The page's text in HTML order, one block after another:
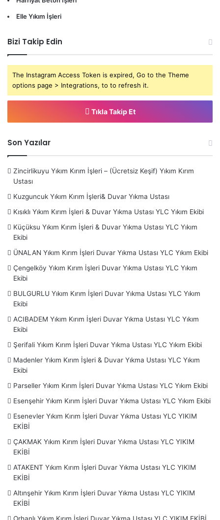
Elle Yıkım İşleri
Bizi Takip Edin
The Instagram Access Token is expired, Go to the Theme
options page > Integrations, to to refresh it.
Tıkla Takip Et
Son Yazılar
Zincirlikuyu Yıkım Kırım İşleri – (Ücretsiz Keşif) Yıkım Kırım
Ustası
Kuzguncuk Yıkım Kırım İşleri& Duvar Yıkma Ustası
Kısıklı Yıkım Kırım İşleri & Duvar Yıkma Ustası YLC Yıkım Ekibi
Küçüksu Yıkım Kırım İşleri & Duvar Yıkma Ustası YLC Yıkım
Ekibi
ÜNALAN Yıkım Kırım İşleri Duvar Yıkma Ustası YLC Yıkım Ekibi
Çengelköy Yıkım Kırım İşleri Duvar Yıkma Ustası YLC Yıkım
Ekibi
BULGURLU Yıkım Kırım İşleri Duvar Yıkma Ustası YLC Yıkım
Ekibi
ACIBADEM Yıkım Kırım İşleri Duvar Yıkma Ustası YLC Yıkım
Ekibi
Şerifali Yıkım Kırım İşleri Duvar Yıkma Ustası YLC Yıkım Ekibi
Madenler Yıkım Kırım İşleri & Duvar Yıkma Ustası YLC Yıkım
Ekibi
Parseller Yıkım Kırım İşleri Duvar Yıkma Ustası YLC Yıkım Ekibi
Esenşehir Yıkım Kırım İşleri Duvar Yıkma Ustası YLC Yıkım Ekibi
Esenevler Yıkım Kırım İşleri Duvar Yıkma Ustası YLC YIKIM
EKİBİ
ÇAKMAK Yıkım Kırım İşleri Duvar Yıkma Ustası YLC YIKIM
EKİBİ
ATAKENT Yıkım Kırım İşleri Duvar Yıkma Ustası YLC YIKIM
EKİBİ
Altınşehir Yıkım Kırım İşleri Duvar Yıkma Ustası YLC YIKIM
EKİBİ